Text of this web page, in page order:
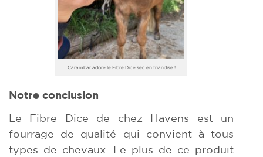
Carambar adore le Fibre Dice sec en friandise !
Notre conclusion
Le Fibre Dice de chez Havens est un
fourrage de qualité qui convient à tous
types de chevaux. Le plus de ce produit